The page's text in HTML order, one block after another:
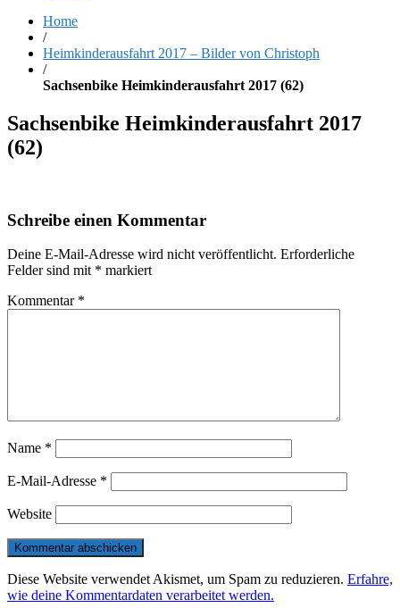
Home
/
Heimkinderausfahrt 2017 – Bilder von Christoph
/
Sachsenbike Heimkinderausfahrt 2017 (62)
Sachsenbike Heimkinderausfahrt 2017
(62)
Schreibe einen Kommentar
Deine E-Mail-Adresse wird nicht veröffentlicht. Erforderliche
Felder sind mit * markiert
Kommentar *
Name *
E-Mail-Adresse *
Website
Diese Website verwendet Akismet, um Spam zu reduzieren. Erfahre,
wie deine Kommentardaten verarbeitet werden.